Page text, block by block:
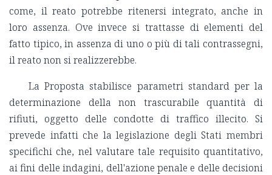
come, il reato potrebbe ritenersi integrato, anche in
loro assenza. Ove invece si trattasse di elementi del
fatto tipico, in assenza di uno o più di tali contrassegni,
il reato non si realizzerebbe.
La Proposta stabilisce parametri standard per la
determinazione della non trascurabile quantità di
rifiuti, oggetto delle condotte di traffico illecito. Si
prevede infatti che la legislazione degli Stati membri
specifichi che, nel valutare tale requisito quantitativo,
ai fini delle indagini, dell'azione penale e delle decisioni